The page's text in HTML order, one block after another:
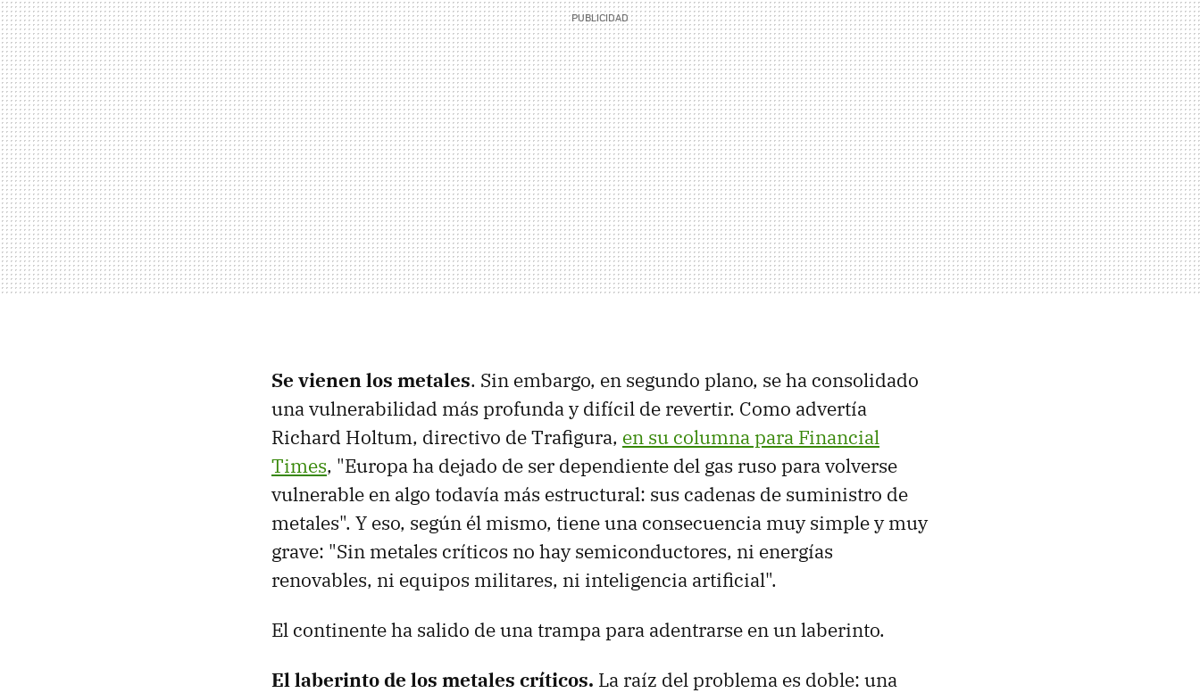
Se vienen los metales. Sin embargo, en segundo plano, se ha consolidado
una vulnerabilidad más profunda y difícil de revertir. Como advertía
Richard Holtum, directivo de Trafigura, en su columna para Financial
Times, "Europa ha dejado de ser dependiente del gas ruso para volverse
vulnerable en algo todavía más estructural: sus cadenas de suministro de
metales". Y eso, según él mismo, tiene una consecuencia muy simple y muy
grave: "Sin metales críticos no hay semiconductores, ni energías
renovables, ni equipos militares, ni inteligencia artificial".
El continente ha salido de una trampa para adentrarse en un laberinto.
El laberinto de los metales críticos. La raíz del problema es doble: una